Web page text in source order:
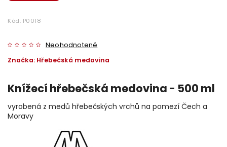
Kód: P0018
Neohodnotené
Značka: Hřebečská medovina
Knížecí hřebečská medovina - 500 ml
vyrobená z medů hřebečských vrchů na pomezí Čech a
Moravy